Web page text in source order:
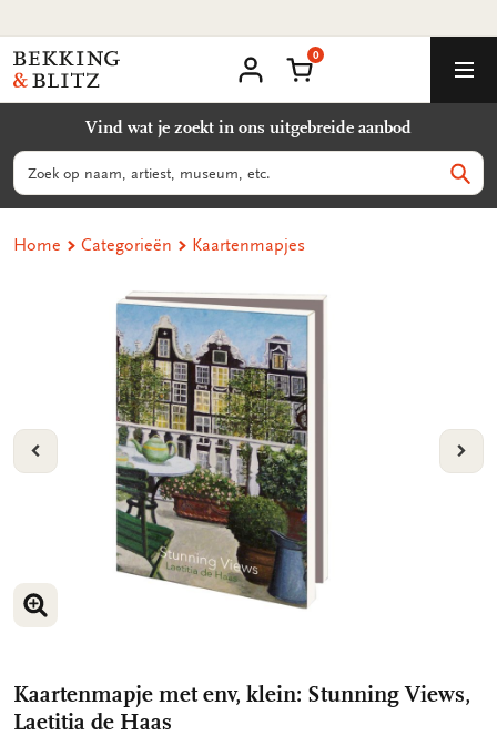
naar
content
Bekking
&
B.V.
account
Winkelmand
0
Vind wat je zoekt in ons uitgebreide aanbod
Zoeken
Home Categorieën Kaartenmapjes
VORIGE
VERGROOT AFBEELDING
VERGROOT AFBEELDING
Kaartenmapje met env, klein: Stunning Views,
Laetitia de Haas